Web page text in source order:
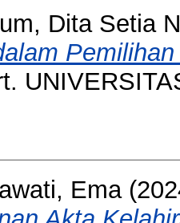
Dita Setia
Ema